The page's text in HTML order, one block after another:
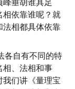
依靠谁呢？就
法相都具体依靠
各自有不同的特
相、法相和事
们讲《量理宝